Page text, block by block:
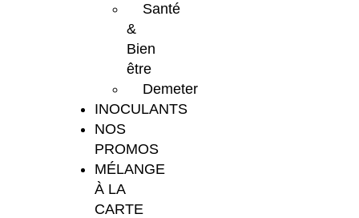
Santé
&
Bien
être
Demeter
INOCULANTS
NOS
PROMOS
MÉLANGE
À LA
CARTE